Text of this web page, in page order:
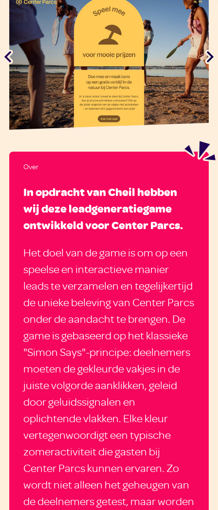
Over
In opdracht van Cheil hebben
wij deze leadgeneratiegame
ontwikkeld voor Center Parcs.
Het doel van de game is om op een
speelse en interactieve manier
leads te verzamelen en tegelijkertijd
de unieke beleving van Center Parcs
onder de aandacht te brengen. De
game is gebaseerd op het klassieke
"Simon Says"-principe: deelnemers
moeten de gekleurde vakjes in de
juiste volgorde aanklikken, geleid
door geluidssignalen en
oplichtende vlakken. Elke kleur
vertegenwoordigt een typische
zomeractiviteit die gasten bij
Center Parcs kunnen ervaren. Zo
wordt niet alleen het geheugen van
de deelnemers getest, maar worden